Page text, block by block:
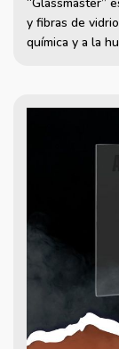
y fibras de
química y a la